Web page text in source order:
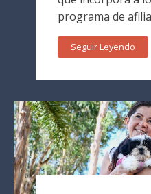
programa de
Seguir Leyendo